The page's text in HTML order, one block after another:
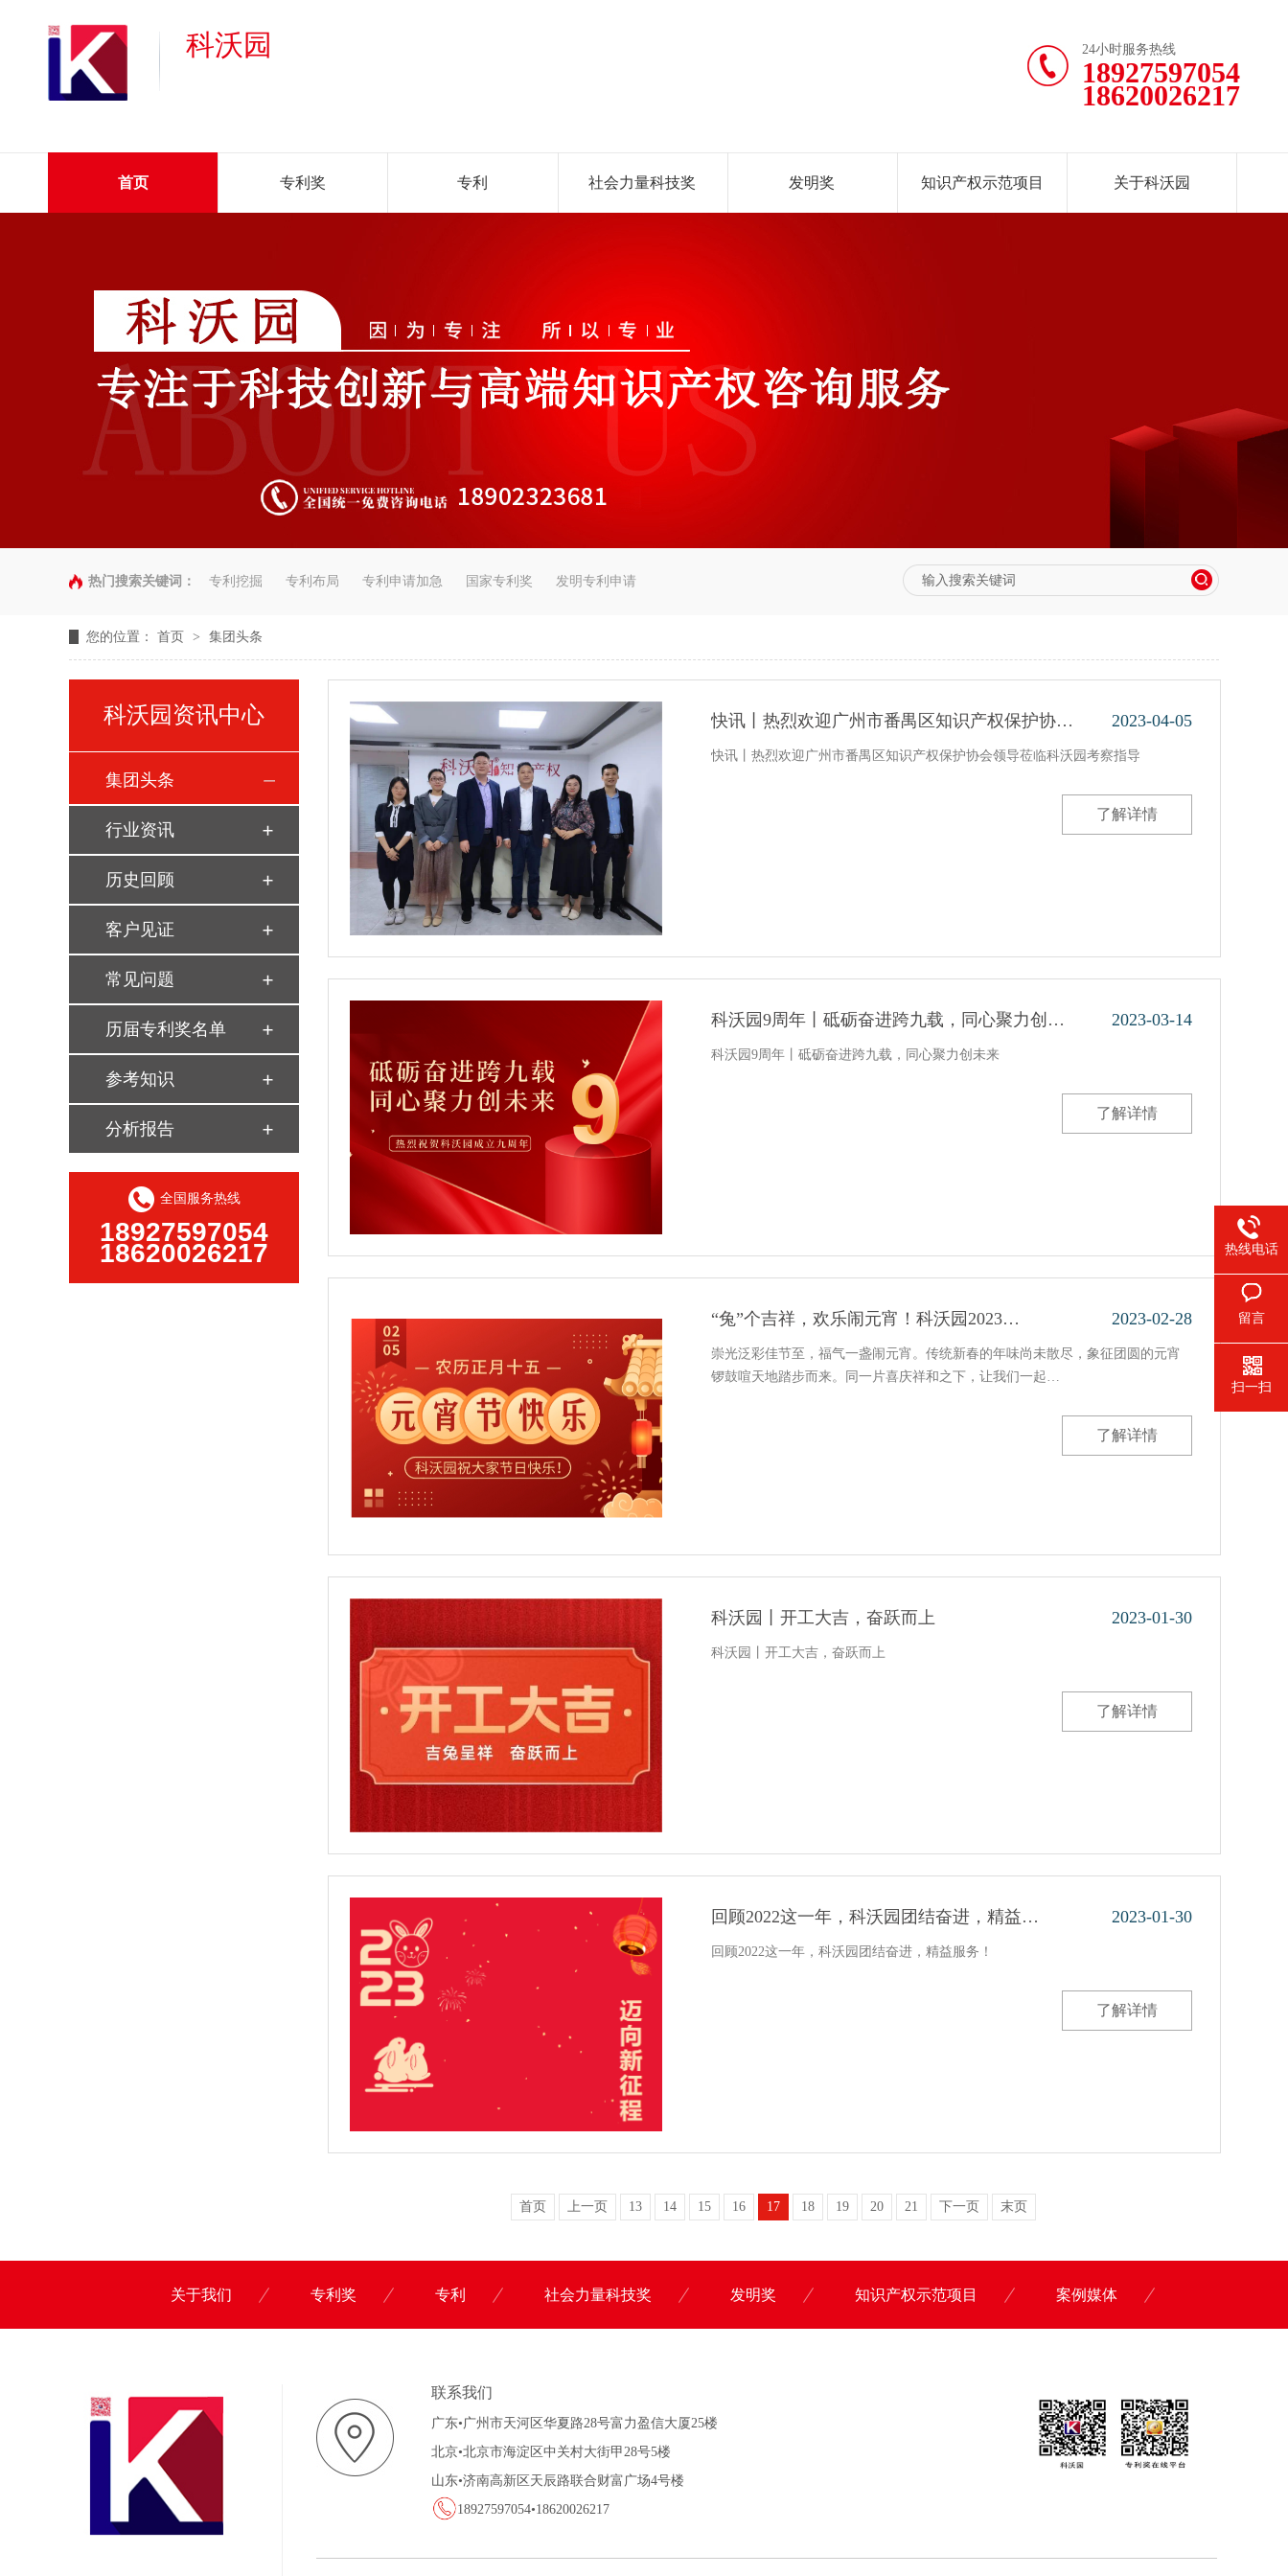
24小时服务热线
18927597054
18620026217
科沃园
首页 专利奖 专利 社会力量科技奖 发明奖 知识产权示范项目 关于科沃园
热门搜索关键词： 专利挖掘 专利布局 专利申请加急 国家专利奖 发明专利申请
您的位置： 首页 > 集团头条
科沃园资讯中心
集团头条
行业资讯
历史回顾
客户见证
常见问题
历届专利奖名单
参考知识
分析报告
全国服务热线
18927597054
18620026217
快讯丨热烈欢迎广州市番禺区知识产权保护协… 2023-04-05
快讯丨热烈欢迎广州市番禺区知识产权保护协会领导莅临科沃园考察指导
了解详情
科沃园9周年丨砥砺奋进跨九载，同心聚力创… 2023-03-14
科沃园9周年丨砥砺奋进跨九载，同心聚力创未来
了解详情
“兔”个吉祥，欢乐闹元宵！科沃园2023… 2023-02-28
崇光泛彩佳节至，福气一盏闹元宵。传统新春的年味尚未散尽，象征团圆的元宵
锣鼓喧天地踏步而来。同一片喜庆祥和之下，让我们一起…
了解详情
科沃园丨开工大吉，奋跃而上 2023-01-30
科沃园丨开工大吉，奋跃而上
了解详情
回顾2022这一年，科沃园团结奋进，精益… 2023-01-30
回顾2022这一年，科沃园团结奋进，精益服务！
了解详情
首页 上一页 13 14 15 16 17 18 19 20 21 下一页 末页
关于我们 专利奖 专利 社会力量科技奖 发明奖 知识产权示范项目 案例媒体
联系我们
广东•广州市天河区华夏路28号富力盈信大厦25楼
北京•北京市海淀区中关村大街甲28号5楼
山东•济南高新区天辰路联合财富广场4号楼
18927597054•18620026217
热线电话
留言
扫一扫